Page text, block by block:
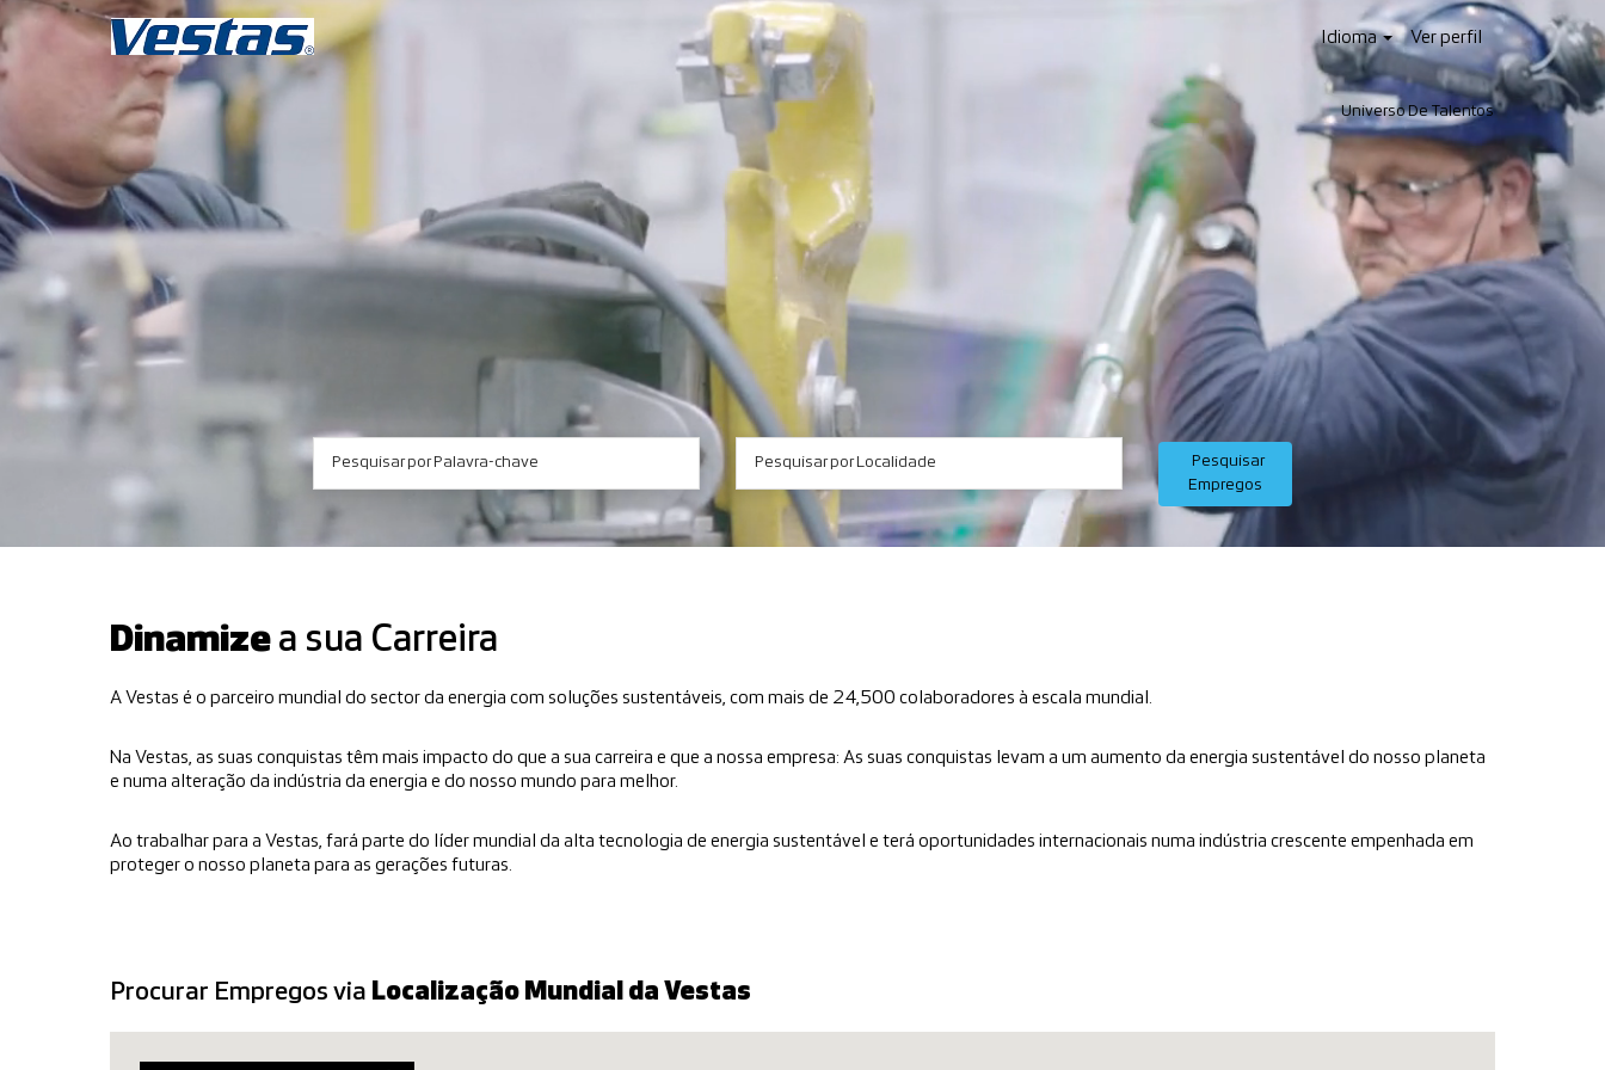
Idioma Ver perfil
Universo De Talentos
Pesquisar por Palavra-chave Pesquisar por Localidade
Dinamize a sua Carreira
A Vestas é o parceiro mundial do sector da energia com soluções sustentáveis, com mais de 24,500 colaboradores à escala mundial.
Na Vestas, as suas conquistas têm mais impacto do que a sua carreira e que a nossa empresa: As suas conquistas levam a um aumento da energia sustentável do nosso planeta
e numa alteração da indústria da energia e do nosso mundo para melhor.
Ao trabalhar para a Vestas, fará parte do líder mundial da alta tecnologia de energia sustentável e terá oportunidades internacionais numa indústria crescente empenhada em
proteger o nosso planeta para as gerações futuras.
Procurar Empregos via Localização Mundial da Vestas